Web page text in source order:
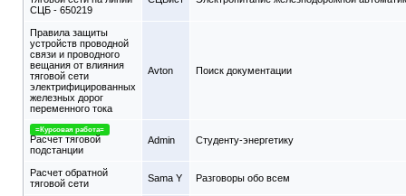
СЦБ - 650219
Правила защиты
устройств проводной
связи и проводного
вещания от влияния
тяговой сети
электрифицированных
железных дорог
переменного тока
Avton Поиск документации
=Курсовая работа=
Расчет тяговой
подстанции
Admin Студенту-энергетику
Расчет обратной
тяговой сети
Sama Y Разговоры обо всем